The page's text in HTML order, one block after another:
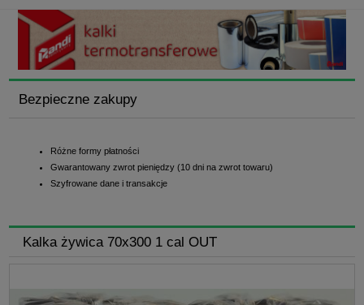
Bezpieczne zakupy
Różne formy płatności
Gwarantowany zwrot pieniędzy (10 dni na zwrot towaru)
Szyfrowane dane i transakcje
Kalka żywica 70x300 1 cal OUT